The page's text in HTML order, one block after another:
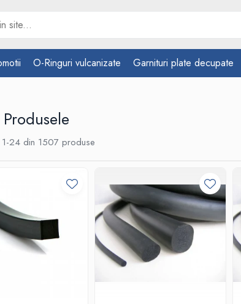
O-Ringuri vulcanizate Garnituri plate decupate
1-24 din 1507 produse